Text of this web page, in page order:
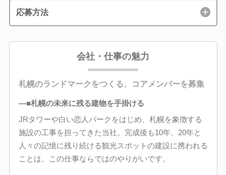
応募方法
会社・仕事の魅力
札幌のランドマークをつくる、コアメンバーを募集
―■札幌の未来に残る建物を手掛ける
JRタワーや白い恋人パークをはじめ、札幌を象徴する
施設の工事を担ってきた当社。完成後も10年、20年と
人々の記憶に残り続ける観光スポットの建設に携われる
ことは、この仕事ならではのやりがいです。